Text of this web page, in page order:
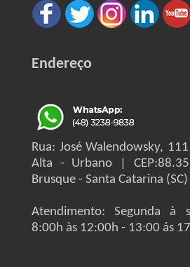
Endereço
Rua: José Walendowsky,
Alta - Urbano |
Brusque - Santa Catarina (SC)
Atendimento: Segunda à
8:00h às 12:00h - 13:00 ás